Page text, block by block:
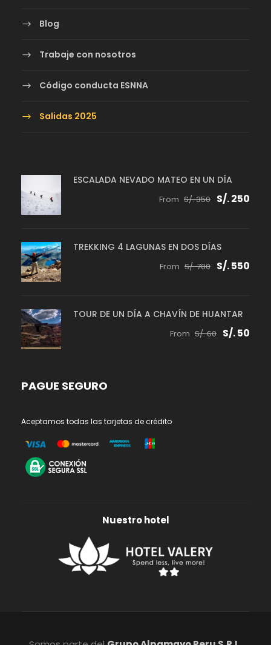
Blog
Trabaje con nosotros
Código conducta ESNNA
Salidas 2025
ESCALADA NEVADO MATEO EN UN DÍA
From S/. 350 S/. 250
TREKKING 4 LAGUNAS EN DOS DÍAS
From S/. 700 S/. 550
TOUR DE UN DÍA A CHAVÍN DE HUANTAR
From S/. 60 S/. 50
PAGUE SEGURO
Aceptamos todas las tarjetas de crédito
Nuestro hotel